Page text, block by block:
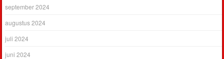
september 2024
augustus 2024
juli 2024
juni 2024